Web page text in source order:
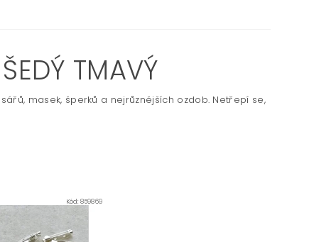
TMAVÝ
masek, šperků a nejrůznějších ozdob. Netřepí se,
Kód:859869